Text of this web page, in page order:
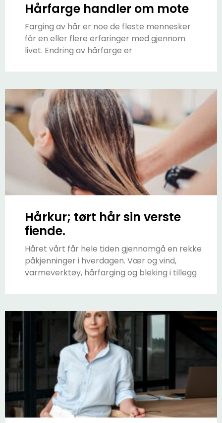
Hårfarge handler om mote
Farging av hår er noe de fleste mennesker
får en eller flere erfaringer med gjennom
livet. Endring av hårfarge er
Hårkur; tørt hår sin verste
fiende.
Håret vårt får hele tiden gjennomgå en rekke
påkjenninger i hverdagen. Vær og vind,
varmeverktøy, hårfarging og bleking i tillegg